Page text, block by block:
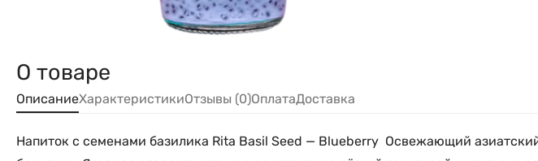
О товаре
ОписаниеХарактеристикиОтзывы (0)ОплатаДоставка
Напиток с семенами базилика Rita Basil Seed — Blueberry Освежающий